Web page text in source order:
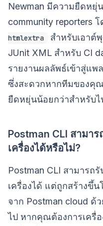
Newman มีความยืดหยุ่
community reporters โ
htmlextra
สำหรับเอาต์
JUnit XML สำหรับ CI
รายงานผลลัพธ์เข้าสู่แพ
ซึ่งสะดวกหากทีมของคุ
ยืดหยุ่นน้อยกว่าสำหรับ
Postman CLI สามา
เครื่องได้หรือไม่?
Postman CLI สามารถ
เครื่องได้ แต่ถูกสร้างขึ้
จาก Postman cloud ด้
ไป หากคุณต้องการเครื่